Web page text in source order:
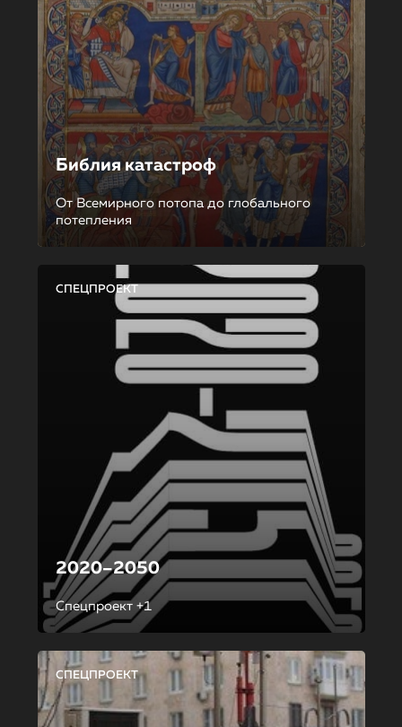
Библия катастроф
От Всемирного потопа до глобального
потепления
СПЕЦПРОЕКТ
2020–2050
Спецпроект +1
СПЕЦПРОЕКТ